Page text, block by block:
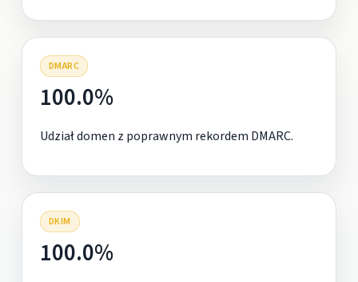
DMARC
100.0%
Udział domen z poprawnym rekordem DMARC.
DKIM
100.0%